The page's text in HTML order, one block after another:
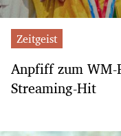
Zeitgeist
Anpfiff zum
Streaming-Hit